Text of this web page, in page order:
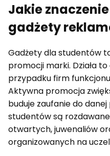
Jakie
gadżety
Gadżety dla studentów
promocji marki. Działa
przypadku firm
Aktywna promocja
buduje zaufanie do
studentów są
otwartych, juwenaliów
organizowanych na